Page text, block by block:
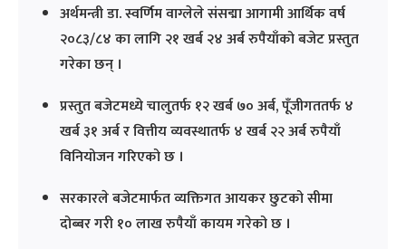
अर्थमन्त्री डा. स्वर्णिम वाग्लेले संसद्मा आगामी आर्थिक वर्ष
२०८३/८४ का लागि २१ खर्ब २४ अर्ब रुपैयाँको बजेट प्रस्तुत
गरेका छन् ।
प्रस्तुत बजेटमध्ये चालुतर्फ १२ खर्ब ७० अर्ब, पूँजीगततर्फ ४
खर्ब ३१ अर्ब र वित्तीय व्यवस्थातर्फ ४ खर्ब २२ अर्ब रुपैयाँ
विनियोजन गरिएको छ ।
सरकारले बजेटमार्फत व्यक्तिगत आयकर छुटको सीमा
दोब्बर गरी १० लाख रुपैयाँ कायम गरेको छ ।